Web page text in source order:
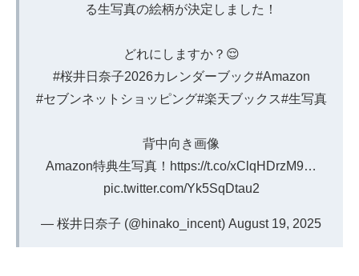
る生写真の絵柄が決定しました！
どれにしますか？😌
#桜井日奈子2026カレンダーブック#Amazon
#セブンネットショッピング#楽天ブックス#生写真
背中向き画像
Amazon特典生写真！ https://t.co/xClqHDrzM9…
pic.twitter.com/Yk5SqDtau2
— 桜井日奈子 (@hinako_incent) August 19, 2025